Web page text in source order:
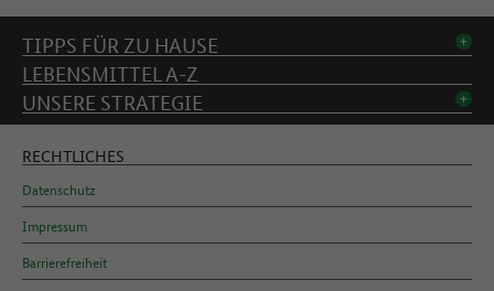
Inhaltsverzeichnis
TIPPS FÜR ZU HAUSE
LEBENSMITTEL A-Z
UNSERE STRATEGIE
RECHTLICHES
Datenschutz
Impressum
Barrierefreiheit